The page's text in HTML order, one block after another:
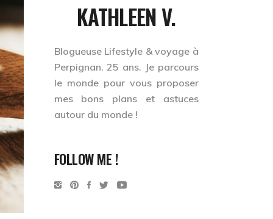
KATHLEEN V.
Blogueuse Lifestyle & voyage à
Perpignan. 25 ans. Je parcours
le monde pour vous proposer
mes bons plans et astuces
autour du monde !
FOLLOW ME !